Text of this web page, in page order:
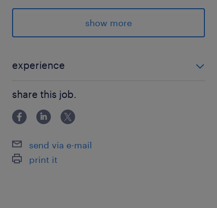
東証プライム上場企業は1,800社以上あります
が、当社の経常利益は2,000億円を超えており、
上位に入っています。【収益基盤】主力のビル賃
模で業界トップクラスの供給戸数を誇ります。大
ンリフォームは９年連続全国売上No.1。大手デベ
ロッパーの知名度、総合力、商品力は他社と比べ
ても自信があります。
求められる経験
ＰＣスキル（ワード・エクセル）の基本操作がで
show more
experience
方 ※不動産業界未経験者歓迎
share this job.
send via e-mail
print it